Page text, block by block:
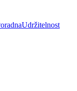
Udržitelnost